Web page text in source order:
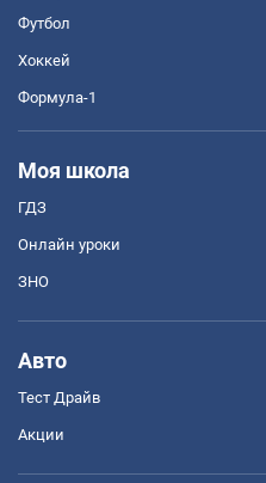
Футбол
Хоккей
Формула-1
Моя школа
ГДЗ
Онлайн уроки
ЗНО
Авто
Тест Драйв
Акции